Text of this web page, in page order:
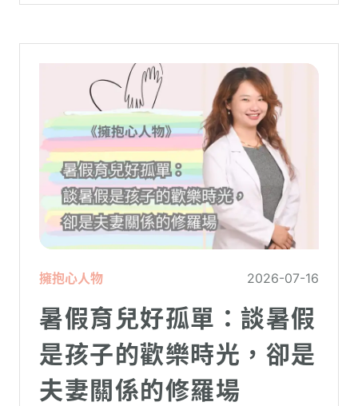
擁抱心人物 2026-07-16
暑假育兒好孤單：談暑假
是孩子的歡樂時光，卻是
夫妻關係的修羅場